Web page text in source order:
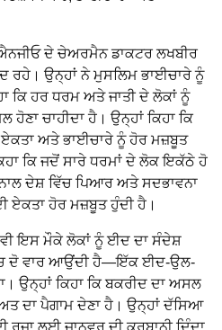
ਦੇ ਚੇਅਰਮੈਨ ਡਾਕਟਰ ਲਖਬੀਰ
ਰਹੇ। ਉਨ੍ਹਾਂ ਨੇ ਮੁਸਲਿਮ ਭਾਈਚਾਰੇ ਨੂੰ
ਕਿ ਹਰ ਧਰਮ ਅਤੇ ਜਾਤੀ ਦੇ ਲੋਕਾਂ ਨੂੰ
ਹੋਣਾ ਚਾਹੀਦਾ ਹੈ। ਉਨ੍ਹਾਂ ਕਿਹਾ ਕਿ
ਅਤੇ ਭਾਈਚਾਰੇ ਨੂੰ ਹੋਰ ਮਜ਼ਬੂਤ
ਕਿ ਜਦੋਂ ਸਾਰੇ ਧਰਮਾਂ ਦੇ ਲੋਕ ਇਕੱਠੇ ਹੋ
ਦੇਸ਼ ਵਿੱਚ ਪਿਆਰ ਅਤੇ ਸਦਭਾਵਨਾ
ਏਕਤਾ ਹੋਰ ਮਜ਼ਬੂਤ ਹੁੰਦੀ ਹੈ।
ਇਸ ਮੌਕੇ ਲੋਕਾਂ ਨੂੰ ਈਦ ਦਾ ਸੰਦੇਸ਼
ਦੋ ਵਾਰ ਆਉਂਦੀ ਹੈ—ਇੱਕ ਈਦ-ਉਲ-
ਉਨ੍ਹਾਂ ਕਿਹਾ ਕਿ ਬਕਰੀਦ ਦਾ ਅਸਲ
ਦਾ ਪੈਗਾਮ ਦੇਣਾ ਹੈ। ਉਨ੍ਹਾਂ ਦੱਸਿਆ